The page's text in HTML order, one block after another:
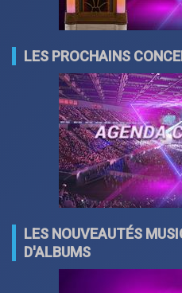
LES PROCHAINS
LES NOUVEAUTÉS
D'ALBUMS